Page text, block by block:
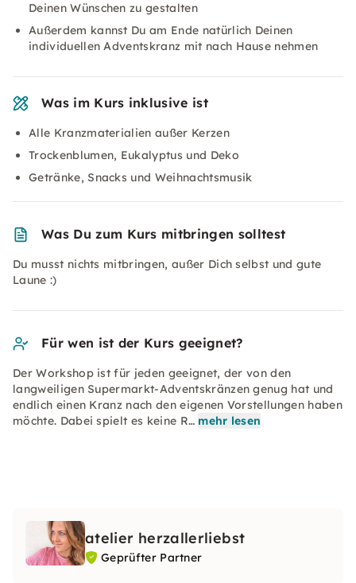
Deinen Wünschen zu gestalten
Außerdem kannst Du am Ende natürlich Deinen
individuellen Adventskranz mit nach Hause nehmen
Was im Kurs inklusive ist
Alle Kranzmaterialien außer Kerzen
Trockenblumen, Eukalyptus und Deko
Getränke, Snacks und Weihnachtsmusik
Was Du zum Kurs mitbringen solltest
Du musst nichts mitbringen, außer Dich selbst und gute
Laune :)
Für wen ist der Kurs geeignet?
Der Workshop ist für jeden geeignet, der von den
langweiligen Supermarkt-Adventskränzen genug hat und
endlich einen Kranz nach den eigenen Vorstellungen haben
möchte. Dabei spielt es keine R… mehr lesen
atelier herzallerliebst
Geprüfter Partner